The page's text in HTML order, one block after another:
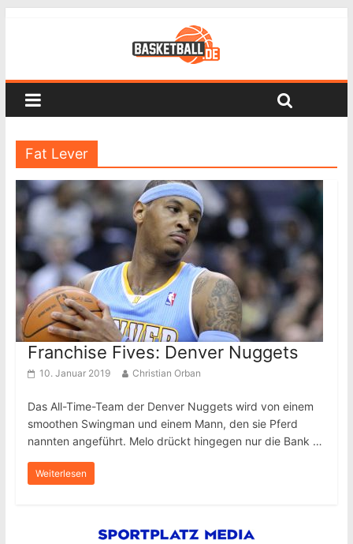
Fat Lever
Franchise Fives: Denver Nuggets
10. Januar 2019 Christian Orban
Das All-Time-Team der Denver Nuggets wird von einem
smoothen Swingman und einem Mann, den sie Pferd
nannten angeführt. Melo drückt hingegen nur die Bank …
Weiterlesen